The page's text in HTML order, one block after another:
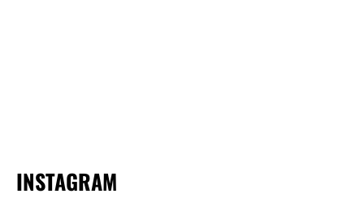
INSTAGRAM